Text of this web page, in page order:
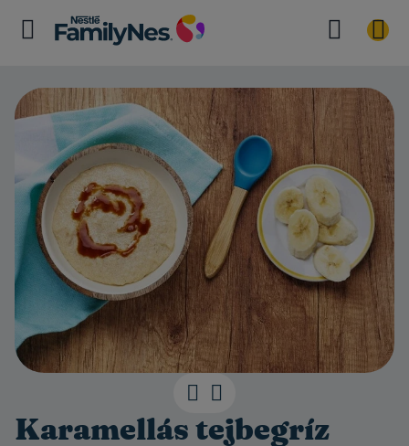
Karamellás tejbegríz